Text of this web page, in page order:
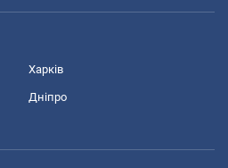
Харків
Дніпро